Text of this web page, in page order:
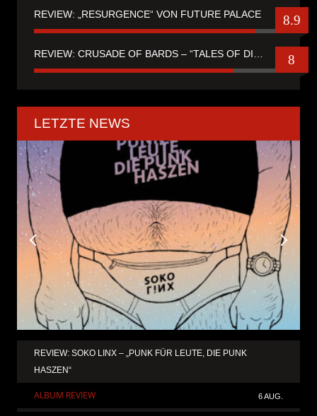
REVIEW: „RESURGENCE“ VON FUTURE PALACE 8.9
8
LETZTE NEWS
REVIEW: SOKO LINX – „PUNK FÜR LEUTE, DIE PUNK
HASZEN“
ALBUM REVIEW 6 AUG.